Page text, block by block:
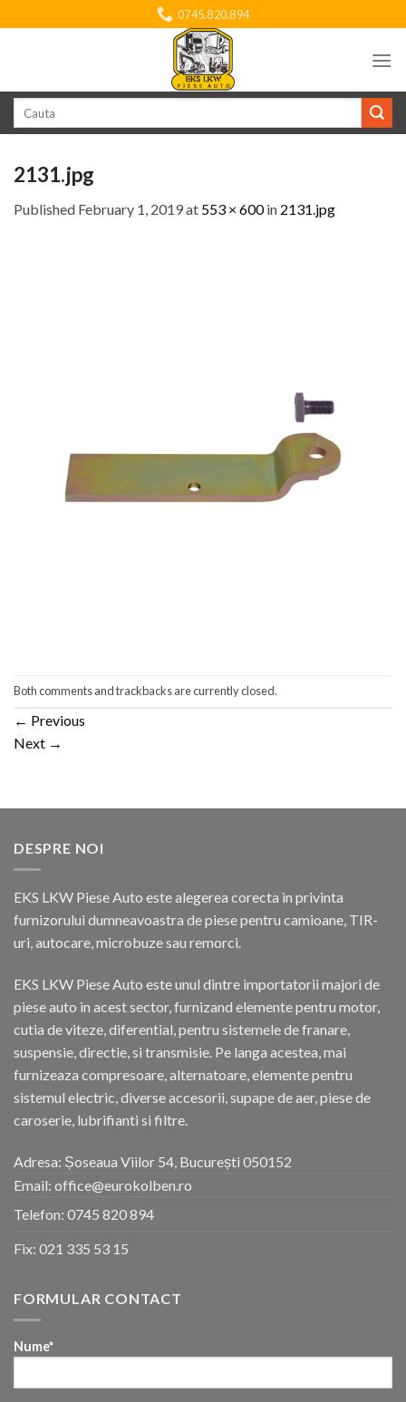
to
0745.820.894
2131.jpg
Published February 1, 2019at 553 × 600in 2131.jpg
Both comments and trackbacks are currently closed.
← Previous
Next →
DESPRE NOI
EKS LKW Piese Auto este alegerea corecta in privinta
furnizorului dumneavoastra de piese pentru camioane, TIR-
uri, autocare, microbuze sau remorci.
EKS LKW Piese Auto este unul dintre importatorii majori de
piese auto in acest sector, furnizand elemente pentru motor,
cutia de viteze, diferential, pentru sistemele de franare,
suspensie, directie, si transmisie. Pe langa acestea, mai
furnizeaza compresoare, alternatoare, elemente pentru
sistemul electric, diverse accesorii, supape de aer, piese de
caroserie, lubrifianti si filtre.
Adresa: Șoseaua Viilor 54, București 050152
Email: office@eurokolben.ro
Telefon: 0745 820 894
Fix: 021 335 53 15
FORMULAR CONTACT
Nume*